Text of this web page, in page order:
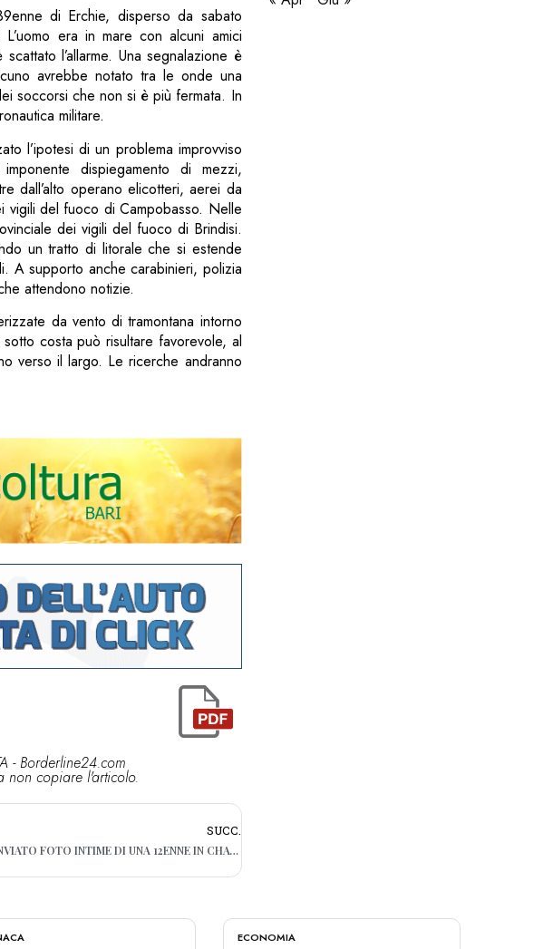
di Erchie, disperso da sabato
era in mare con alcuni amici
l’allarme. Una segnalazione è
avrebbe notato tra le onde una
soccorsi che non si è più fermata. In
militare.
l’ipotesi di un problema improvviso
dispiegamento di mezzi,
dall’alto operano elicotteri, aerei da
vigili del fuoco di Campobasso. Nelle
dei vigili del fuoco di Brindisi.
un tratto di litorale che si estende
A supporto anche carabinieri, polizia
attendono notizie.
da vento di tramontana intorno
costa può risultare favorevole, al
verso il largo. Le ricerche andranno
- Borderline24.com
non copiare l'articolo.
SUCC.
AVREBBERO INVIATO FOTO INTIME DI UNA 12ENNE IN CHAT, INDAGATI IN DUE NEL BRINDISINO
ECONOMIA